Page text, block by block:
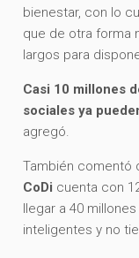
bienestar, con lo
que de otra forma
largos para
Casi 10 millones
sociales ya
agregó.
También comentó
CoDi cuenta con
llegar a 40
inteligentes y no